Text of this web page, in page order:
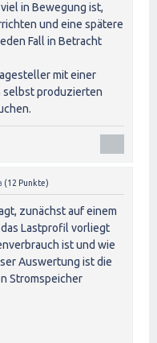
in Bewegung ist,
und eine spätere
Fall in Betracht
mit einer
selbst produzierten
(12 Punkte)
zunächst auf einem
Lastprofil vorliegt
ist und wie
Auswertung ist die
Stromspeicher